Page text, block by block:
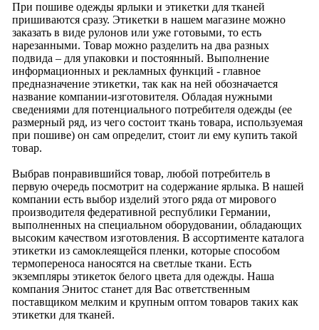
При пошиве одежды ярлыки и этикетки для тканей
пришиваются сразу. Этикетки в нашем магазине можно
заказать в виде рулонов или уже готовыми, то есть
нарезанными. Товар можно разделить на два разных
подвида – для упаковки и постоянный. Выполнение
информационных и рекламных функций - главное
предназначение этикетки, так как на ней обозначается
название компании-изготовителя. Обладая нужными
сведениями для потенциального потребителя одежды (ее
размерный ряд, из чего состоит ткань товара, используемая
при пошиве) он сам определит, стоит ли ему купить такой
товар.
Выбрав понравившийся товар, любой потребитель в
первую очередь посмотрит на содержание ярлыка. В нашей
компании есть выбор изделий этого ряда от мирового
производителя федеративной республики Германии,
выполненных на специальном оборудовании, обладающих
высоким качеством изготовления. В ассортименте каталога
этикетки из самоклеящейся пленки, которые способом
термопереноса наносятся на светлые ткани. Есть
экземпляры этикеток белого цвета для одежды. Наша
компания Энитос станет для Вас ответственным
поставщиком мелким и крупным оптом товаров таких как
этикетки для тканей.